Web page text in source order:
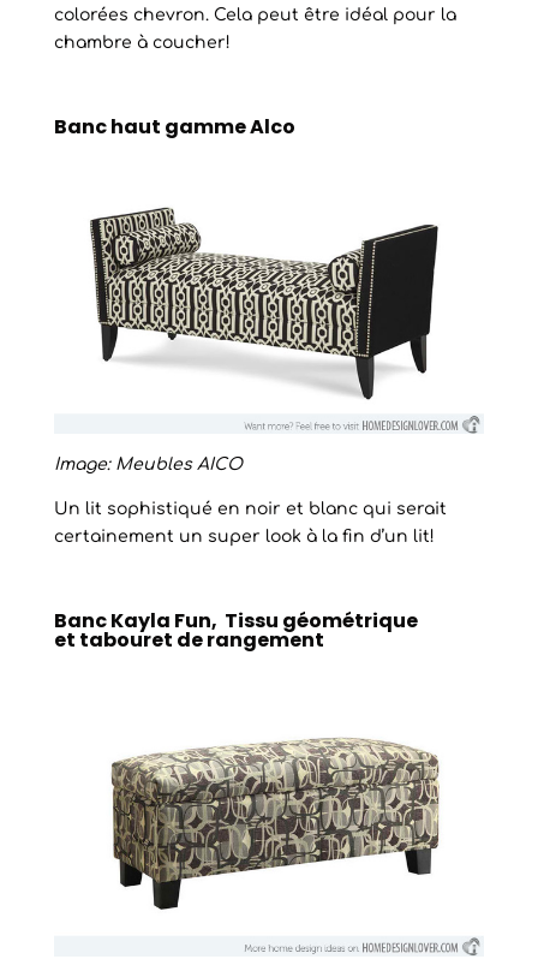
colorées chevron. Cela peut être idéal pour la
chambre à coucher!
Banc haut gamme Alco
Image: Meubles AICO
Un lit sophistiqué en noir et blanc qui serait
certainement un super look à la fin d’un lit!
Banc Kayla Fun, Tissu géométrique
et tabouret de rangement